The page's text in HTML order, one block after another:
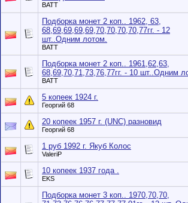
BATT
Подборка монет 2 коп.. 1962, 63,
68,69,69,69,69,70,70,70,70,77гг. - 12
шт..Одним лотом.
BATT
Подборка монет 2 коп.. 1961,62,63,
68,69,70,71,73,76,77гг. - 10 шт..Одним
BATT
5 копеек 1924 г.
Георгий 68
20 копеек 1957 г. (UNC) разновид
Георгий 68
1 руб 1992 г. Якуб Колос
ValeriP
10 копеек 1937 года .
EKS
Подборка монет 3 коп.. 1970,70,70,